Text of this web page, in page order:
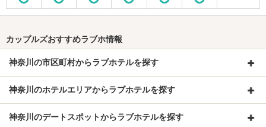
カップルズおすすめラブホ情報
神奈川の市区町村からラブホテルを探す
神奈川のホテルエリアからラブホテルを探す
神奈川のデートスポットからラブホテルを探す